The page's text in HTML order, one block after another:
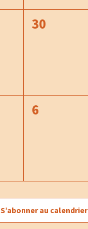
0
30
0
6
S’abonner au calendrier